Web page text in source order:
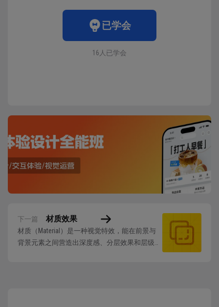
已学会
16人已学会
下一篇 材质效果
材质（Material）是一种视觉特效，能在前景与
背景元素之间营造出深度感、分层效果和层级结